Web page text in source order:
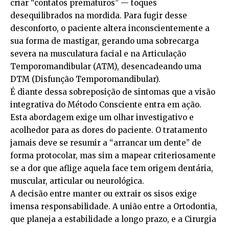
criar “contatos prematuros” — toques
desequilibrados na mordida. Para fugir desse
desconforto, o paciente altera inconscientemente a
sua forma de mastigar, gerando uma sobrecarga
severa na musculatura facial e na Articulação
Temporomandibular (ATM), desencadeando uma
DTM (Disfunção Temporomandibular).
É diante dessa sobreposição de sintomas que a visão
integrativa do Método Consciente entra em ação.
Esta abordagem exige um olhar investigativo e
acolhedor para as dores do paciente. O tratamento
jamais deve se resumir a “arrancar um dente” de
forma protocolar, mas sim a mapear criteriosamente
se a dor que aflige aquela face tem origem dentária,
muscular, articular ou neurológica.
A decisão entre manter ou extrair os sisos exige
imensa responsabilidade. A união entre a Ortodontia,
que planeja a estabilidade a longo prazo, e a Cirurgia